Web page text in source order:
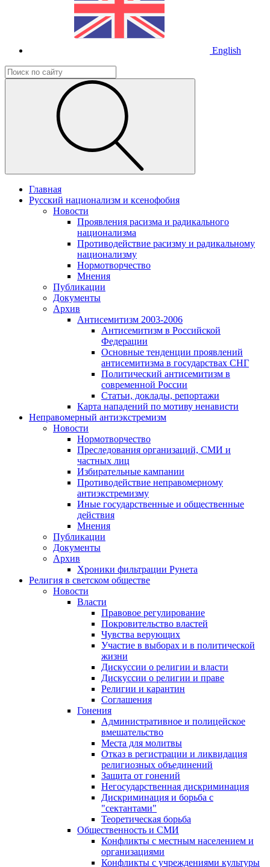
English
Главная
Русский национализм и ксенофобия
Новости
Проявления расизма и радикального
национализма
Противодействие расизму и радикальному
национализму
Нормотворчество
Мнения
Публикации
Документы
Архив
Антисемитизм 2003-2006
Антисемитизм в Российской
Федерации
Основные тенденции проявлений
антисемитизма в государствах СНГ
Политический антисемитизм в
современной России
Статьи, доклады, репортажи
Карта нападений по мотиву ненависти
Неправомерный антиэкстремизм
Новости
Нормотворчество
Преследования организаций, СМИ и
частных лиц
Избирательные кампании
Противодействие неправомерному
антиэкстремизму
Иные государственные и общественные
действия
Мнения
Публикации
Документы
Архив
Хроники фильтрации Рунета
Религия в светском обществе
Новости
Власти
Правовое регулирование
Покровительство властей
Чувства верующих
Участие в выборах и в политической
жизни
Дискуссии о религии и власти
Дискуссии о религии и праве
Религии и карантин
Соглашения
Гонения
Административное и полицейское
вмешательство
Места для молитвы
Отказ в регистрации и ликвидация
религиозных объединений
Защита от гонений
Негосударственная дискриминация
Дискриминация и борьба с
"сектантами"
Теоретическая борьба
Общественность и СМИ
Конфликты с местным населением и
организациями
Конфликты с учреждениями культуры